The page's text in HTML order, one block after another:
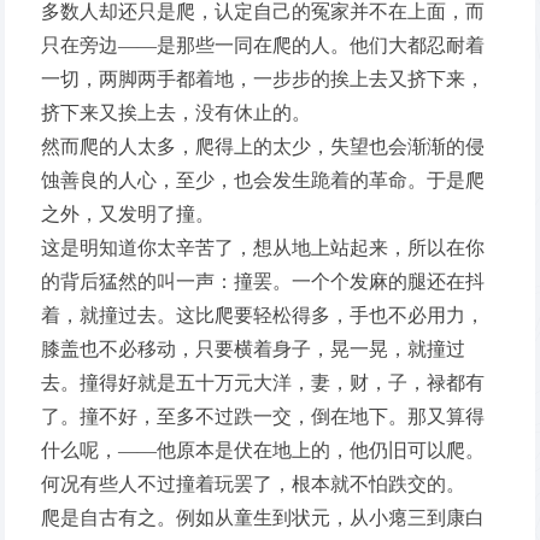
多数人却还只是爬，认定自己的冤家并不在上面，而
只在旁边——是那些一同在爬的人。他们大都忍耐着
一切，两脚两手都着地，一步步的挨上去又挤下来，
挤下来又挨上去，没有休止的。
然而爬的人太多，爬得上的太少，失望也会渐渐的侵
蚀善良的人心，至少，也会发生跪着的革命。于是爬
之外，又发明了撞。
这是明知道你太辛苦了，想从地上站起来，所以在你
的背后猛然的叫一声：撞罢。一个个发麻的腿还在抖
着，就撞过去。这比爬要轻松得多，手也不必用力，
膝盖也不必移动，只要横着身子，晃一晃，就撞过
去。撞得好就是五十万元大洋，妻，财，子，禄都有
了。撞不好，至多不过跌一交，倒在地下。那又算得
什么呢，——他原本是伏在地上的，他仍旧可以爬。
何况有些人不过撞着玩罢了，根本就不怕跌交的。
爬是自古有之。例如从童生到状元，从小瘪三到康白